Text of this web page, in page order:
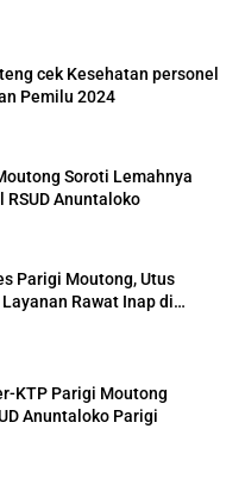
cek Kesehatan personel
Pemilu 2024
Soroti Lemahnya
Anuntaloko
Parigi Moutong, Utus
Rawat Inap di
KTP Parigi Moutong
Anuntaloko Parigi